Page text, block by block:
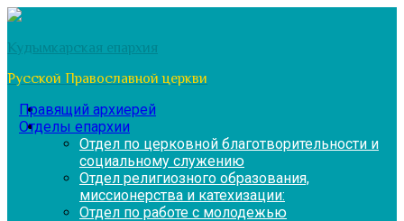
Перейти
содержимому
Кудымкарская епархия
Русской Православной церкви
Правящий архиерей
Отделы епархии
Отдел по церковной благотворительности и
социальному служению
Отдел религиозного образования,
миссионерства и катехизации:
Отдел по работе с молодежью